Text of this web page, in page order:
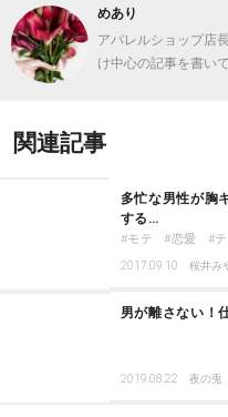
めあり
アパレルショップ店
け中心の記事を書い
関連記事
多忙な男性が胸
する…
モテ 恋愛
2017.09.10 桜井み
男が離さない！
2019.08.22 夜の兎